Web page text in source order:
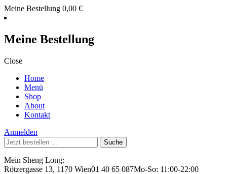
Meine Bestellung 0,00 €
Meine Bestellung
Close
Home
Menü
Shop
About
Kontakt
Anmelden
Suche
nach:
Mein Sheng Long:
Rötzergasse 13, 1170 Wien01 40 65 087Mo-So: 11:00-22:00